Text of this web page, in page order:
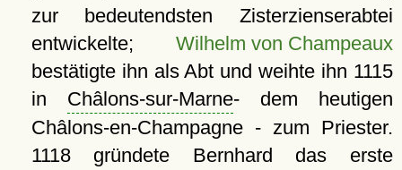
zur bedeutendsten Zisterzienserabtei
entwickelte; Wilhelm von Champeaux
bestätigte ihn als Abt und weihte ihn 1115
in Châlons-sur-Marne- dem heutigen
Châlons-en-Champagne - zum Priester.
1118 gründete Bernhard das erste